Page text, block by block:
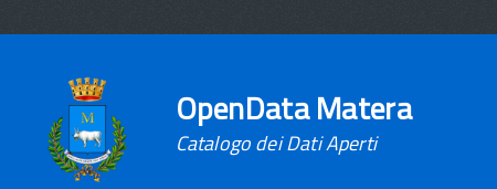
OpenData Matera
Catalogo dei Dati Aperti